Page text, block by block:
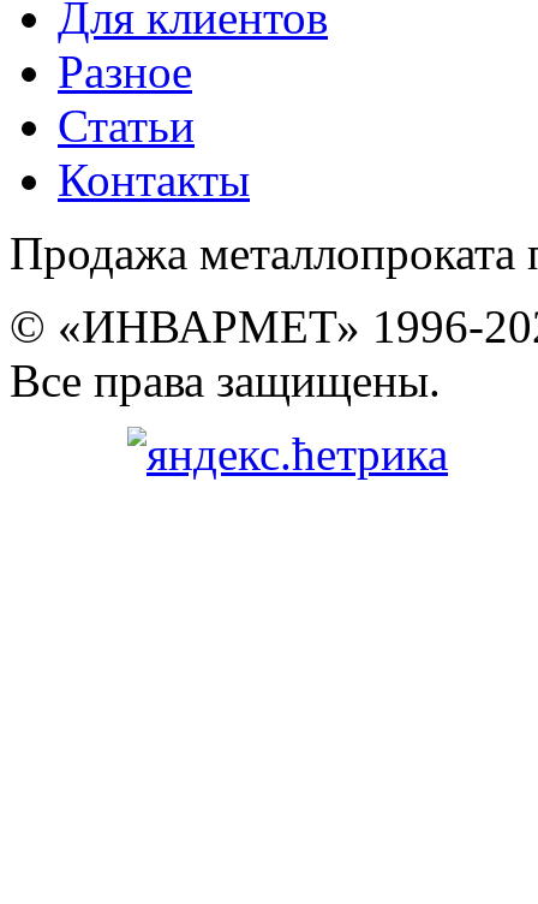
Для клиентов
Разное
Статьи
Контакты
Продажа металлопроката
© «ИНВАРМЕТ» 1996-
Все права защищены.